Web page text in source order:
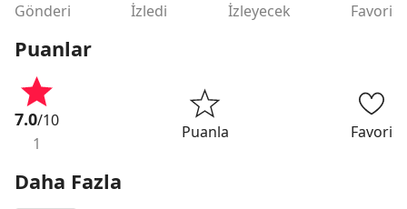
Gönderi İzledi İzleyecek Favori
Puanlar
7.0/10
1
Puanla Favori
Daha Fazla